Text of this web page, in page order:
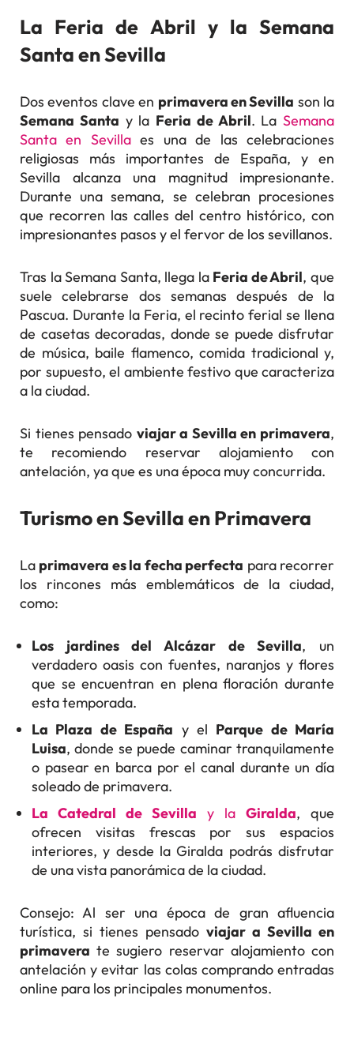
La Feria de Abril y la Semana
Santa en Sevilla
Dos eventos clave en primavera en Sevilla son la
Semana Santa y la Feria de Abril. La Semana
Santa en Sevillaes una de las celebraciones
religiosas más importantes de España, y en
Sevilla alcanza una magnitud impresionante.
Durante una semana, se celebran procesiones
que recorren las calles del centro histórico, con
impresionantes pasos y el fervor de los sevillanos.
Tras la Semana Santa, llega la Feria de Abril, que
suele celebrarse dos semanas después de la
Pascua. Durante la Feria, el recinto ferial se llena
de casetas decoradas, donde se puede disfrutar
de música, baile flamenco, comida tradicional y,
por supuesto, el ambiente festivo que caracteriza
a la ciudad.
Si tienes pensado viajar a Sevilla en primavera,
te recomiendo reservar alojamiento con
antelación, ya que es una época muy concurrida.
Turismo en Sevilla en Primavera
La primavera es la fecha perfecta para recorrer
los rincones más emblemáticos de la ciudad,
como:
Los jardines del Alcázar de Sevilla, un
verdadero oasis con fuentes, naranjos y flores
que se encuentran en plena floración durante
esta temporada.
La Plaza de España y el Parque de María
Luisa, donde se puede caminar tranquilamente
o pasear en barca por el canal durante un día
soleado de primavera.
La Catedral de Sevilla y la Giralda, que
ofrecen visitas frescas por sus espacios
interiores, y desde la Giralda podrás disfrutar
de una vista panorámica de la ciudad.
Consejo: Al ser una época de gran afluencia
turística, si tienes pensado viajar a Sevilla en
primavera te sugiero reservar alojamiento con
antelación y evitar las colas comprando entradas
online para los principales monumentos.